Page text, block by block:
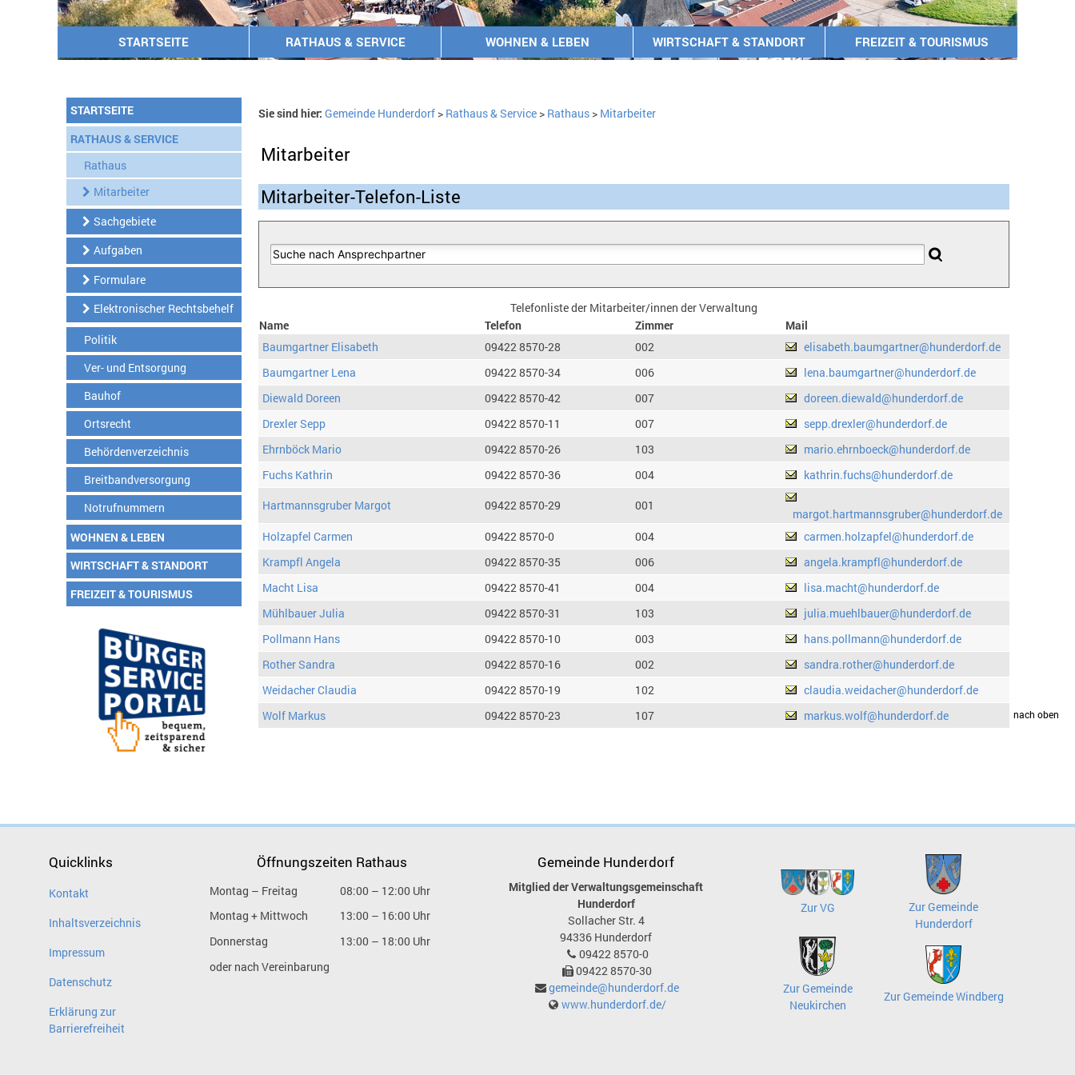
STARTSEITE RATHAUS & SERVICE WOHNEN & LEBEN WIRTSCHAFT & STANDORT FREIZEIT & TOURISMUS
STARTSEITE
RATHAUS & SERVICE
Rathaus
Mitarbeiter
Sachgebiete
Aufgaben
Formulare
Elektronischer Rechtsbehelf
Politik
Ver- und Entsorgung
Bauhof
Ortsrecht
Behördenverzeichnis
Breitbandversorgung
Notrufnummern
WOHNEN & LEBEN
WIRTSCHAFT & STANDORT
FREIZEIT & TOURISMUS
Sie sind hier: Gemeinde Hunderdorf> Rathaus & Service> Rathaus> Mitarbeiter
Mitarbeiter
Mitarbeiter-Telefon-Liste
Telefonliste der Mitarbeiter/innen der Verwaltung
Name
Telefon Zimmer
Mail
Baumgartner Elisabeth
09422 8570-28 002
elisabeth.baumgartner@hunderdorf.de
Baumgartner Lena
09422 8570-34 006
lena.baumgartner@hunderdorf.de
Diewald Doreen
09422 8570-42 007
doreen.diewald@hunderdorf.de
Drexler Sepp
09422 8570-11 007
sepp.drexler@hunderdorf.de
Ehrnböck Mario
09422 8570-26 103
mario.ehrnboeck@hunderdorf.de
Fuchs Kathrin
09422 8570-36 004
kathrin.fuchs@hunderdorf.de
Hartmannsgruber Margot
09422 8570-29 001
margot.hartmannsgruber@hunderdorf.de
Holzapfel Carmen
09422 8570-0 004
carmen.holzapfel@hunderdorf.de
Krampfl Angela
09422 8570-35 006
angela.krampfl@hunderdorf.de
Macht Lisa
09422 8570-41 004
lisa.macht@hunderdorf.de
Mühlbauer Julia
09422 8570-31 103
julia.muehlbauer@hunderdorf.de
Pollmann Hans
09422 8570-10 003
hans.pollmann@hunderdorf.de
Rother Sandra
09422 8570-16 002
sandra.rother@hunderdorf.de
Weidacher Claudia
09422 8570-19 102
claudia.weidacher@hunderdorf.de
Wolf Markus
09422 8570-23 107 markus.wolf@hunderdorf.dedrucken nach oben
Quicklinks
Kontakt
Inhaltsverzeichnis
Impressum
Datenschutz
Erklärung zur
Barrierefreiheit
Öffnungszeiten Rathaus
Montag – Freitag
08:00 – 12:00 Uhr
Montag + Mittwoch
13:00 – 16:00 Uhr
Donnerstag
13:00 – 18:00 Uhr
oder nach Vereinbarung
Gemeinde Hunderdorf
Mitglied der Verwaltungsgemeinschaft
Hunderdorf
Sollacher Str. 4
94336 Hunderdorf
09422 8570-0
09422 8570-30
gemeinde@hunderdorf.de
www.hunderdorf.de/
Zur VG
Zur Gemeinde
Hunderdorf
Zur Gemeinde
Neukirchen
Zur Gemeinde Windberg